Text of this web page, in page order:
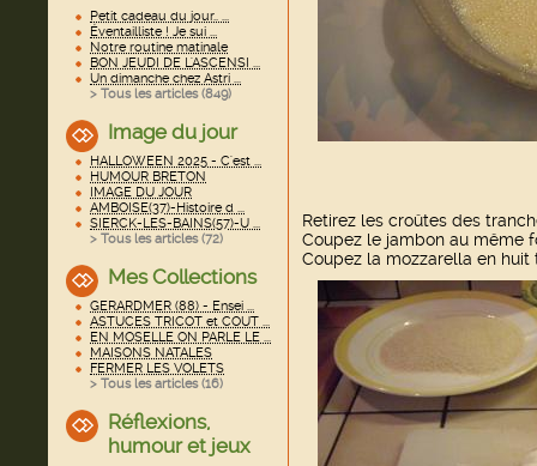
Petit cadeau du jour.. ...
Éventailliste ! Je sui ...
Notre routine matinale
BON JEUDI DE L'ASCENSI ...
Un dimanche chez Astri ...
> Tous les articles (849)
Image du jour
HALLOWEEN 2025 - C'est ...
HUMOUR BRETON
IMAGE DU JOUR
AMBOISE(37)-Histoire d ...
SIERCK-LES-BAINS(57)-U ...
> Tous les articles (72)
Mes Collections
GERARDMER (88) - Ensei ...
ASTUCES TRICOT et COUT ...
EN MOSELLE ON PARLE LE ...
MAISONS NATALES
FERMER LES VOLETS
> Tous les articles (16)
Réflexions,
humour et jeux
Retirez les croûtes des
Coupez le jambon au même
Coupez la mozzarella en huit